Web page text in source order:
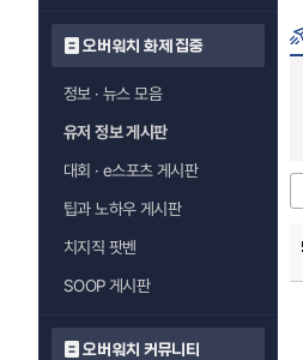
오버워치 화제 집중
정보 · 뉴스 모음
유저 정보 게시판
대회 · e스포츠 게시판
팁과 노하우 게시판
치지직 팟벤
SOOP 게시판
오버워치 커뮤니티